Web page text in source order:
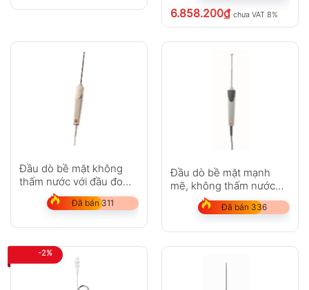
6.858.200₫ chưa VAT 8%
Đầu dò bề mặt không
thấm nước với đầu đo
được mở rộng
Đã bán 311
Đầu dò bề mặt mạnh
mẽ, không thấm nước
(Pt100)
Đã bán 336
-2%